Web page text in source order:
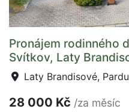
Pronájem rodinného
Svítkov, Laty
Laty Brandisové,
28 000 Kč /za měsíc